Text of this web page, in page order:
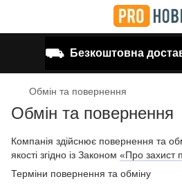
⛟ Безкоштовна
Обмін та повернення
Обмін та повернення
Компанія здійснює повернення та
якості згідно із Законом «Про захист
Терміни повернення та обміну